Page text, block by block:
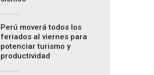
Perú moverá todos los
feriados al viernes para
potenciar turismo y
productividad